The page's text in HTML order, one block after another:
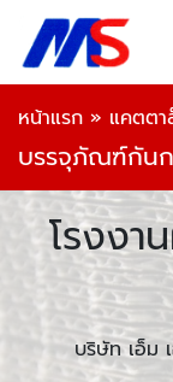
หน้าแรก » แคตต
บรรจุภัณฑ์กัน
โรงงา
บริษัท เอ็ม